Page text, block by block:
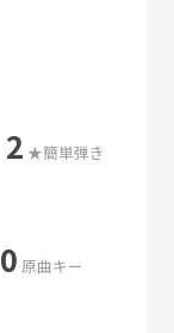
2 ★簡単弾き
0 原曲キー